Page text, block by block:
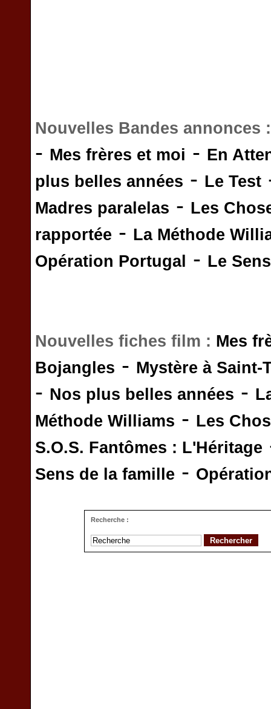
Nouvelles Bandes annonces
- Mes frères et moi - En
plus belles années - Le Test
Madres paralelas - Les
rapportée - La Méthode
Opération Portugal
- Le
Nouvelles fiches film : Mes
Bojangles - Mystère à Saint-
- Nos plus belles années -
Méthode Williams - Les
S.O.S. Fantômes : L'Héritage
Sens de la famille -
Recherche :